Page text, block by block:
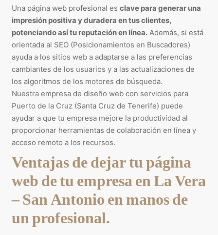
Una página web profesional es clave para generar una
impresión positiva y duradera en tus clientes,
potenciando así tu reputación en línea. Además, si está
orientada al SEO (Posicionamientos en Buscadores)
ayuda a los sitios web a adaptarse a las preferencias
cambiantes de los usuarios y a las actualizaciones de
los algoritmos de los motores de búsqueda.
Nuestra empresa de diseño web con servicios para
Puerto de la Cruz (Santa Cruz de Tenerife) puede
ayudar a que tu empresa mejore la productividad al
proporcionar herramientas de colaboración en línea y
acceso remoto a los recursos.
Ventajas de dejar tu página
web de tu empresa en La Vera
– San Antonio en manos de
un profesional.